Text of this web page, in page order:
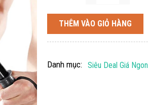
THÊM VÀO GIỎ HÀNG
Danh mục: Siêu Deal Giá Ngon